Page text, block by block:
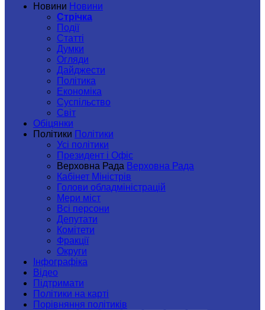
Новини Новини
Стрічка
Події
Статті
Думки
Огляди
Дайджести
Політика
Економіка
Суспільство
Світ
Обiцянки
Полiтики Полiтики
Усі політики
Президент і Офіс
Верховна Рада Верховна Рада
Кабінет Міністрів
Голови обладміністрацій
Мери міст
Всі персони
Депутати
Комітети
Фракції
Округи
Інфографіка
Відео
Підтримати
Політики на карті
Порівняння політиків